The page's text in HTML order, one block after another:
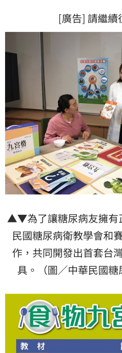
[廣告] 請繼
▲▼為了讓糖尿病友擁有
民國糖尿病衛教學會和
作，共同開發出首套台
具。（圖／中華民國糖